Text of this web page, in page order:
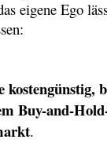
eigene Ego
kostengünstig,
Buy-and-
.